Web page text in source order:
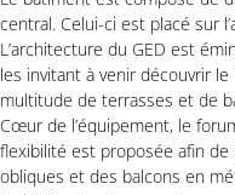
central. Celui-ci est placé sur
L’architecture du GED est
les invitant à venir découvrir
multitude de terrasses et de
Cœur de l’équipement, le
flexibilité est proposée afin de
obliques et des balcons en